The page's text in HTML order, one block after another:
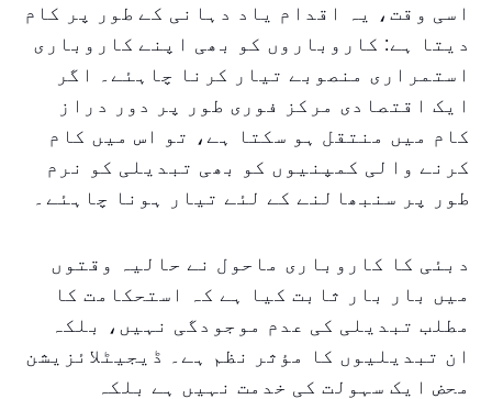
اسی وقت، یہ اقدام یاد دہانی کے طور پر کام
دیتا ہے: کاروباروں کو بھی اپنے کاروباری
استمراری منصوبے تیار کرنا چاہئے۔ اگر
ایک اقتصادی مرکز فوری طور پر دور دراز
کام میں منتقل ہو سکتا ہے، تو اس میں کام
کرنے والی کمپنیوں کو بھی تبدیلی کو نرم
طور پر سنبھالنے کے لئے تیار ہونا چاہئے۔
دبئی کا کاروباری ماحول نے حالیہ وقتوں
میں بار بار ثابت کیا ہے کہ استحکامت کا
مطلب تبدیلی کی عدم موجودگی نہیں، بلکہ
ان تبدیلیوں کا مؤثر نظم ہے۔ ڈیجیٹلائزیشن
محض ایک سہولت کی خدمت نہیں ہے بلکہ